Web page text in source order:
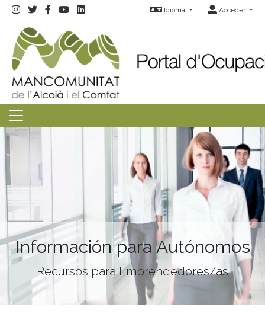
Idioma Acceder
Información para Autónomos
Recursos para Emprendedores/as